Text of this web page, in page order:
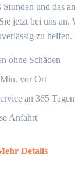
und das
jetzt bei uns
zu
ohne Schäden
vor Ort
an 365 Tagen
Anfahrt
Details